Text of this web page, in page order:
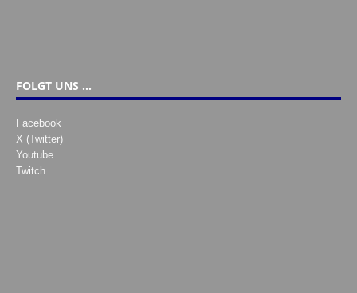
FOLGT UNS …
Facebook
X (Twitter)
Youtube
Twitch